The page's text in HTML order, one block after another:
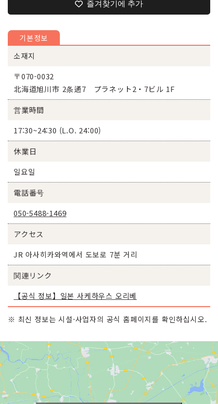
즐겨찾기에 추가
기본정보
소재지
〒070-0032
北海道旭川市 2条通7 プラネット2・7ビル 1F
営業時間
17:30~24:30 (L.O. 24:00)
休業日
일요일
電話番号
050-5488-1469
アクセス
JR 아사히카와역에서 도보로 7분 거리
関連リンク
【공식 정보】일본 사케하우스 오리베
※ 최신 정보는 시설·사업자의 공식 홈페이지를 확인하십시오.